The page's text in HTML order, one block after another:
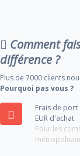
Comment
différence ?
Plus de 7000 clients
Pourquoi pas vous ?
Frais de
EUR d'achat
Pour les